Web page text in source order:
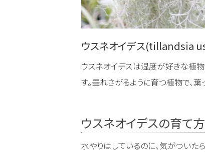
ウスネオイデス(tillandsia
ウスネオイデスは湿度が好きな植
す。垂れさがるように育つ植物で、
ウスネオイデスの育て方
水やりはしているのに、気がついた